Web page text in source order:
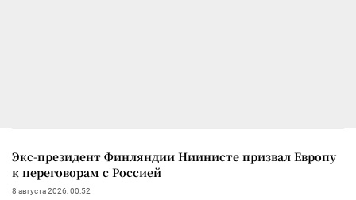
Экс-президент Финляндии Ниинисте призвал Европу
к переговорам с Россией
8 августа 2026, 00:52